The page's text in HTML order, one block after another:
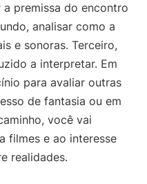
premissa do encontro
analisar como a
e sonoras. Terceiro,
a interpretar. Em
para avaliar outras
de fantasia ou em
você vai
filmes e ao interesse
realidades.